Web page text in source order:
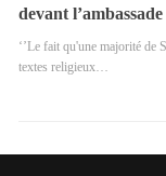
devant
‘’Le fait qu'une majorité de
textes religieux…